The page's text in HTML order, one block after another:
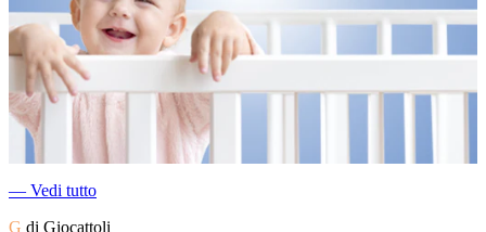
― Vedi tutto
G di Giocattoli